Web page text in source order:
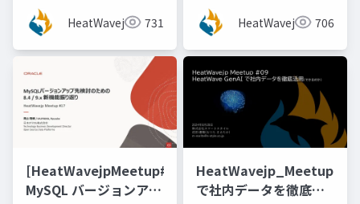
HeatWavejp 731
か試してみた！
[@vidaisuki 氏]
HeatWavejp 706
[HeatWavejpMeetup#17]
MySQL バージョンアッ
で社内データを徹底活